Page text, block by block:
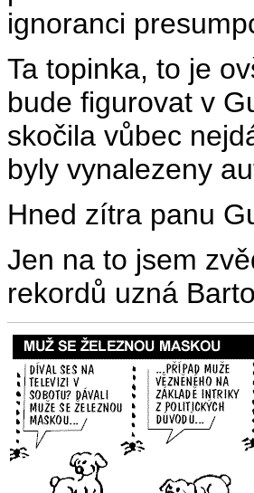
ignoranci
Ta topinka, to je
bude figurovat v
skočila vůbec
byly vynalezeny
Hned zítra panu
Jen na to jsem
rekordů uzná